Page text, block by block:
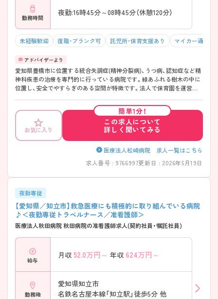
勤務時間
夜勤:16時45分～08時45分（休憩120分）
未経験歓迎 復職・ブランク可 託児所・保育支援あり マイカー通勤可
愛知県豊橋市に位置する統合失調症(精神分裂病)、うつ病、認知症など精
神科疾患の治療を専門的に行っている病院です。緑あふれる樹木の中に
位置し、安全でやすらぎのある空間が特徴です。法人で保育園を運営し
応じてご相談可能ですので、ご興味のある方は是非ご応募ください。
お気に入り
簡単1分！
この求人について
詳しく聞いてみる
医療法人松崎病院 求人一覧はこちら
求人番号 : 9766997更新日 : 2026年5月19日
夜勤専従
【愛知県／知立市】救急医療にも積極的に取り組んでいる病院
♪＜夜勤専従トラベルナース／准看護師＞
医療法人秋田病院 秋田病院の准看護師求人(契約社員・嘱託社員)
給与
月収 52.0万円～ 年収 624万円～
勤務地
愛知県知立市
名鉄名古屋本線「知立駅」徒歩5分 他